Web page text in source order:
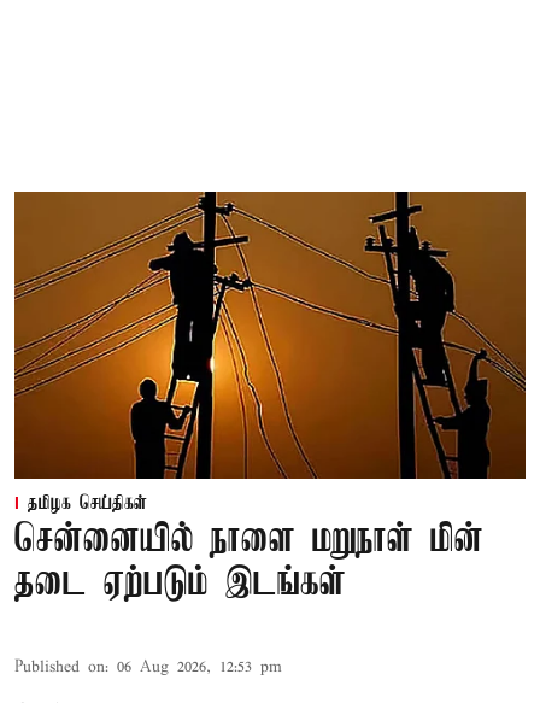
தமிழக செய்திகள்
சென்னையில் நாளை மறுநாள் மின்
தடை ஏற்படும் இடங்கள்
Published on: 06 Aug 2026, 12:53 pm